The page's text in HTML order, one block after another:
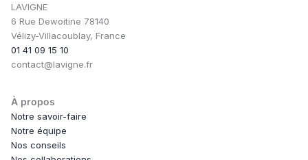
LAVIGNE
6 Rue Dewoitine 78140
Vélizy-Villacoublay, France
01 41 09 15 10
contact@lavigne.fr
À propos
Notre savoir-faire
Notre équipe
Nos conseils